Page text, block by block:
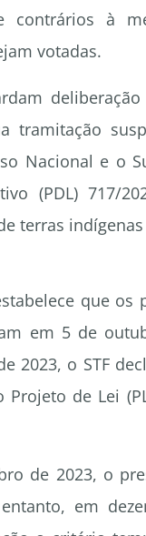
contrários à
votadas.
tramitação
Nacional e o
(PDL) 717/
terras
que
em 5 de
2023, o STF
de Lei
de 2023, o
em